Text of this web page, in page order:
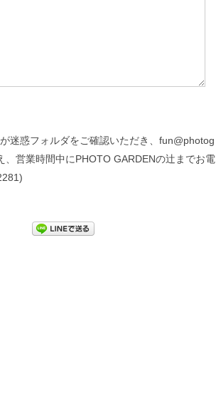
迷惑フォルダをご確認いただき、fun@photog
営業時間中にPHOTO GARDENの辻までお電